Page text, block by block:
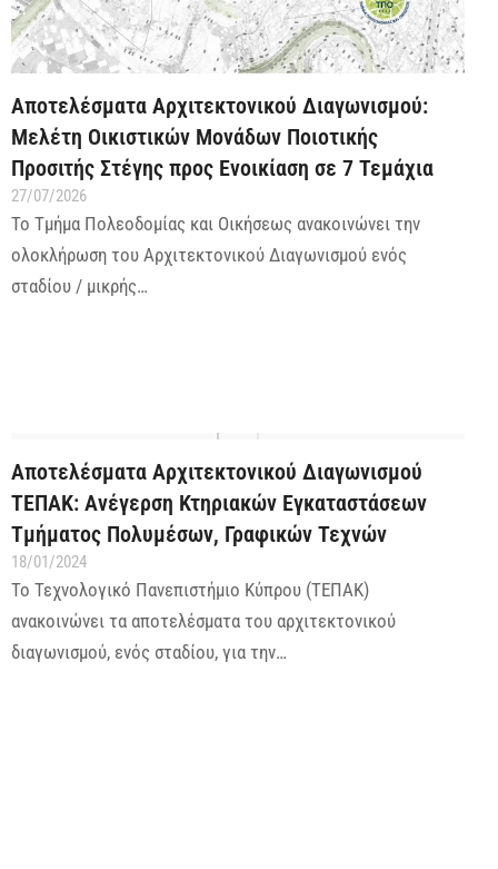
Αποτελέσματα Αρχιτεκτονικού Διαγωνισμού:
Μελέτη Οικιστικών Μονάδων Ποιοτικής
Προσιτής Στέγης προς Ενοικίαση σε 7 Τεμάχια
27/07/2026
Το Τμήμα Πολεοδομίας και Οικήσεως ανακοινώνει την
ολοκλήρωση του Αρχιτεκτονικού Διαγωνισμού ενός
σταδίου / μικρής…
Αποτελέσματα Αρχιτεκτονικού Διαγωνισμού
ΤΕΠΑΚ: Ανέγερση Κτηριακών Εγκαταστάσεων
Τμήματος Πολυμέσων, Γραφικών Τεχνών
18/01/2024
Το Τεχνολογικό Πανεπιστήμιο Κύπρου (ΤΕΠΑΚ)
ανακοινώνει τα αποτελέσματα του αρχιτεκτονικού
διαγωνισμού, ενός σταδίου, για την…